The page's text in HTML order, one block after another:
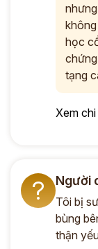
học
tạng
Xem
? Người
Tôi bị
bùng
thận